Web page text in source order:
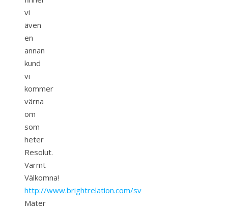
vi
även
en
annan
kund
vi
kommer
värna
om
som
heter
Resolut.
Varmt
Välkomna!
http://www.brightrelation.com/sv
Mäter